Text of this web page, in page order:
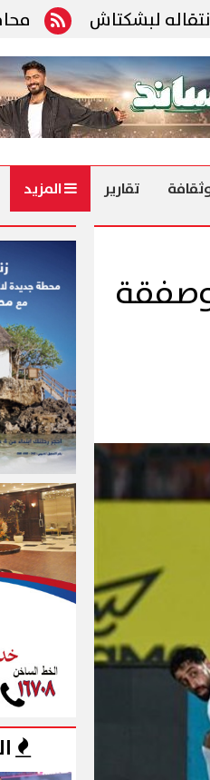
محافظ لبشكتاش
تقارير المزيد